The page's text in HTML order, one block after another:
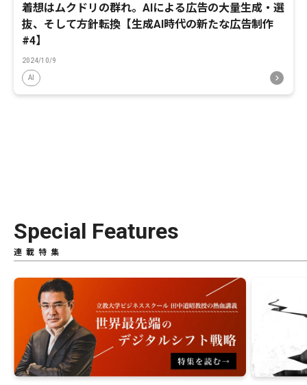
着想はムクドリの群れ。AIによる広告の大量生成・選
抜、そして方針転換【生成AI時代の新たな広告制作
#4】
2024/10/9
AI
Special Features
連載特集